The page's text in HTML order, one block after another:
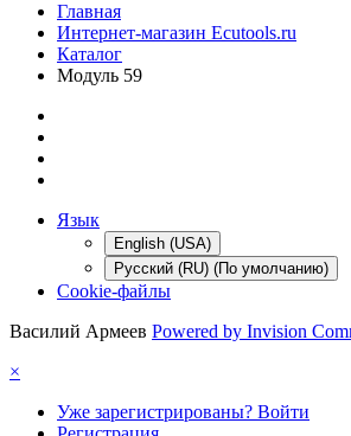
Главная
Интернет-магазин Ecutools.ru
Каталог
Модуль 59
Язык
English (USA)
Русский (RU) (По умолчанию)
Cookie-файлы
Василий Армеев Powered by Invision
×
Уже зарегистрированы? Войти